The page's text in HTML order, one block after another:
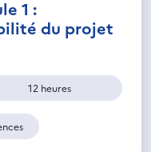
1 :
du projet
12 heures